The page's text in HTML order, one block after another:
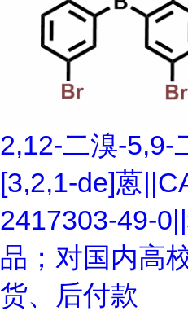
2,12-二溴-5,9-
[3,2,1-de]蒽
2417303-49-
品；对国内高
货、后付款